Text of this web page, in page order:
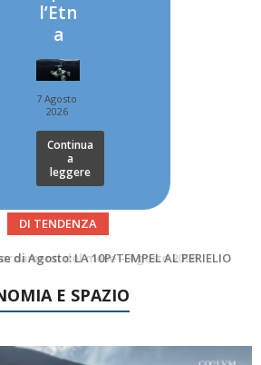
l’Etn
a
7 Agosto
2026
Continua
a
leggere
DI TENDENZA
LA 10P/TEMPEL AL PERIELIO
del mese Agosto 2026
E SPAZIO